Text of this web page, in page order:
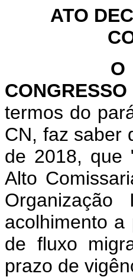
ATO
O
termos do
CN, faz saber
de 2018, que
Alto
acolhimento a
de fluxo
prazo de